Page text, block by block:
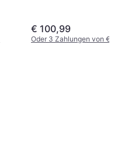
€ 100,99
Oder 3 Zahlungen von €